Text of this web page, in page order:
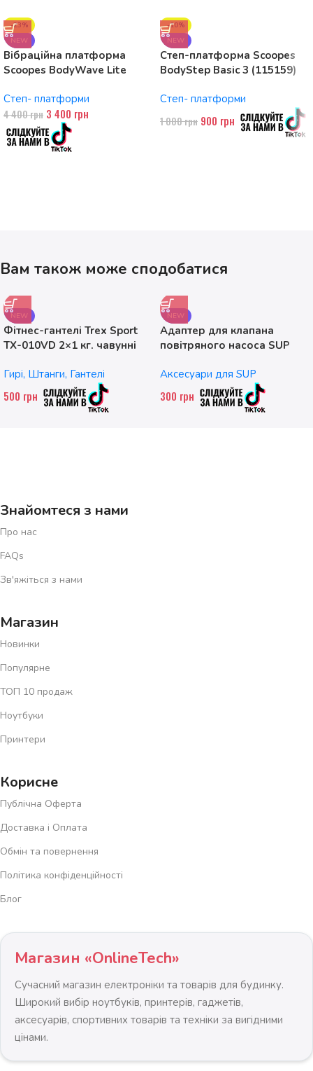
-23%
NEW
Вібраційна платформа
Scoopes BodyWave Lite
Степ- платформи
4 400грн 3 400 грн
-10%
NEW
Степ-платформа Scoopes
BodyStep Basic 3 (115159)
рівні
Степ- платформи
1 000грн 900 грн
Вам також може сподобатися
NEW
Фітнес-гантелі Trex Sport
TX-010VD 2×1 кг. чавунні
Гирі, Штанги, Гантелі
500 грн
NEW
Адаптер для клапана
повітряного насоса SUP
Аксесуари для SUP
300 грн
Знайомтеся з нами
Про нас
FAQs
Зв'яжіться з нами
Магазин
Новинки
Популярне
ТОП 10 продаж
Ноутбуки
Принтери
Корисне
Публічна Оферта
Доставка і Оплата
Обмін та повернення
Політика конфіденційності
Блог
Магазин «OnlineTech»
Сучасний магазин електроніки та товарів для будинку.
Широкий вибір ноутбуків, принтерів, гаджетів,
аксесуарів, спортивних товарів та техніки за вигідними
цінами.